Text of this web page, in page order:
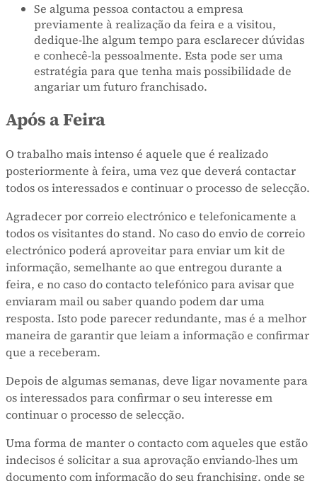
Se alguma pessoa contactou a empresa
previamente à realização da feira e a visitou,
dedique-lhe algum tempo para esclarecer dúvidas
e conhecê-la pessoalmente. Esta pode ser uma
estratégia para que tenha mais possibilidade de
angariar um futuro franchisado.
Após a Feira
O trabalho mais intenso é aquele que é realizado
posteriormente à feira, uma vez que deverá contactar
todos os interessados e continuar o processo de selecção.
Agradecer por correio electrónico e telefonicamente a
todos os visitantes do stand. No caso do envio de correio
electrónico poderá aproveitar para enviar um kit de
informação, semelhante ao que entregou durante a
feira, e no caso do contacto telefónico para avisar que
enviaram mail ou saber quando podem dar uma
resposta. Isto pode parecer redundante, mas é a melhor
maneira de garantir que leiam a informação e confirmar
que a receberam.
Depois de algumas semanas, deve ligar novamente para
os interessados para confirmar o seu interesse em
continuar o processo de selecção.
Uma forma de manter o contacto com aqueles que estão
indecisos é solicitar a sua aprovação enviando-lhes um
documento com informação do seu franchising, onde se